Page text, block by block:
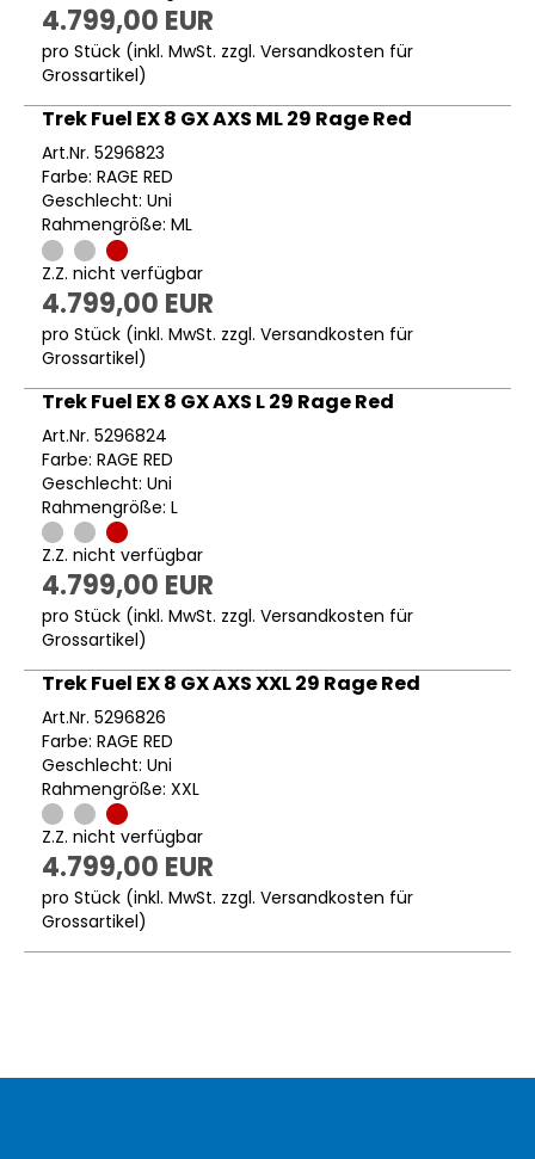
4.799,00 EUR
pro Stück (inkl. MwSt. zzgl. Versandkosten für
Grossartikel)
Trek Fuel EX 8 GX AXS ML 29 Rage Red
Art.Nr. 5296823
Farbe: RAGE RED
Geschlecht: Uni
Rahmengröße: ML
Z.Z. nicht verfügbar
4.799,00 EUR
pro Stück (inkl. MwSt. zzgl. Versandkosten für
Grossartikel)
Trek Fuel EX 8 GX AXS L 29 Rage Red
Art.Nr. 5296824
Farbe: RAGE RED
Geschlecht: Uni
Rahmengröße: L
Z.Z. nicht verfügbar
4.799,00 EUR
pro Stück (inkl. MwSt. zzgl. Versandkosten für
Grossartikel)
Trek Fuel EX 8 GX AXS XXL 29 Rage Red
Art.Nr. 5296826
Farbe: RAGE RED
Geschlecht: Uni
Rahmengröße: XXL
Z.Z. nicht verfügbar
4.799,00 EUR
pro Stück (inkl. MwSt. zzgl. Versandkosten für
Grossartikel)